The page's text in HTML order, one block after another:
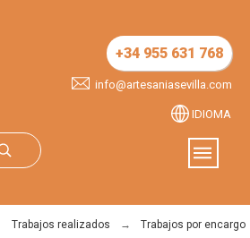
+34 955 631 768
info@artesaniasevilla.com
IDIOMA
Trabajos realizados
Trabajos por encargo